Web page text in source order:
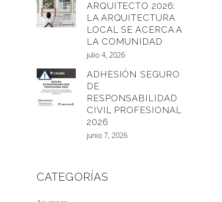
ARQUITECTO 2026:
LA ARQUITECTURA
LOCAL SE ACERCA A
LA COMUNIDAD
julio 4, 2026
ADHESIÓN SEGURO
DE
RESPONSABILIDAD
CIVIL PROFESIONAL
2026
junio 7, 2026
CATEGORÍAS